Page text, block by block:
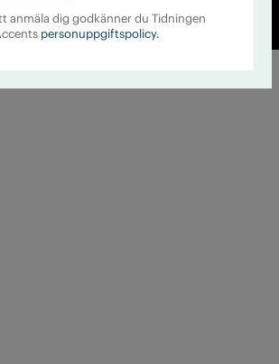
anmäla dig godkänner du Tidningen
personuppgiftspolicy.